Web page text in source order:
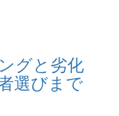
グと劣化
選びまで